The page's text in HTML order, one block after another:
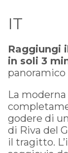
IT
Raggiungi
in soli 3
La
godere di
di Riva del
il tragitto.